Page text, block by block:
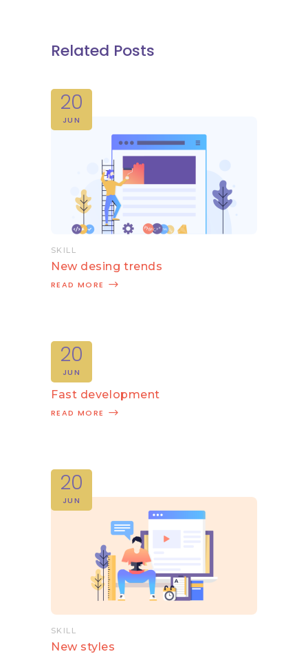
Related Posts
20
JUN
SKILL
New desing trends
READ MORE
20
JUN
SKILL
Fast development
READ MORE
20
JUN
SKILL
New styles